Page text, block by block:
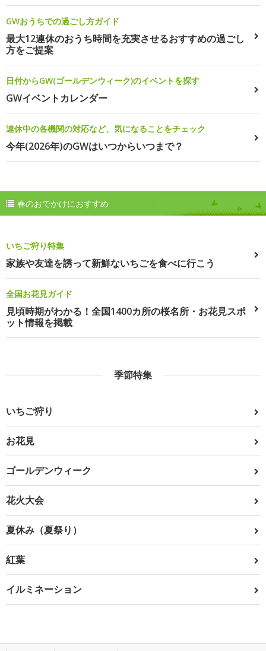
GWおうちでの過ごし方ガイド
最大12連休のおうち時間を充実させるおすすめの過ごし
方をご提案
日付からGW(ゴールデンウィーク)のイベントを探す
GWイベントカレンダー
連休中の各機関の対応など、気になることをチェック
今年(2026年)のGWはいつからいつまで？
春のおでかけにおすすめ
いちご狩り特集
家族や友達を誘って新鮮ないちごを食べに行こう
全国お花見ガイド
見頃時期がわかる！全国1400カ所の桜名所・お花見スポ
ット情報を掲載
季節特集
いちご狩り
お花見
ゴールデンウィーク
花火大会
夏休み（夏祭り）
紅葉
イルミネーション